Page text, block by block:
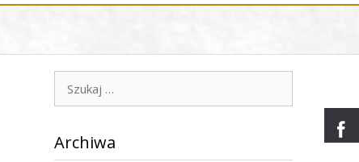
Szukaj:
Archiwa